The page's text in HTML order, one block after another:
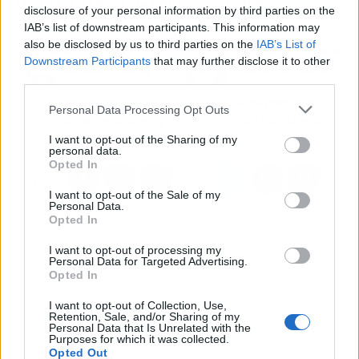
disclosure of your personal information by third parties on the
IAB’s list of downstream participants. This information may
also be disclosed by us to third parties on the IAB’s List of
Downstream Participants that may further disclose it to other
Personal Data Processing Opt Outs
I want to opt-out of the Sharing of my
personal data.
Opted In
I want to opt-out of the Sale of my
Personal Data.
Opted In
I want to opt-out of processing my
Personal Data for Targeted Advertising.
Opted In
I want to opt-out of Collection, Use,
Retention, Sale, and/or Sharing of my
Personal Data that Is Unrelated with the
Purposes for which it was collected.
Opted Out
Artículo anterior
No Problem Cooking es
el software que facilita la
organización de las
Artículo siguiente
sobre trastornos del
neurodesarrollo de